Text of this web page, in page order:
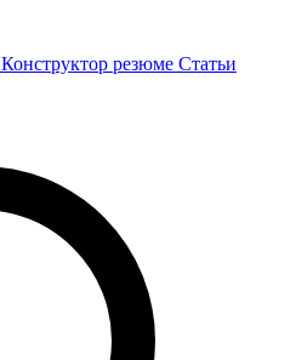
Конструктор резюме Статьи